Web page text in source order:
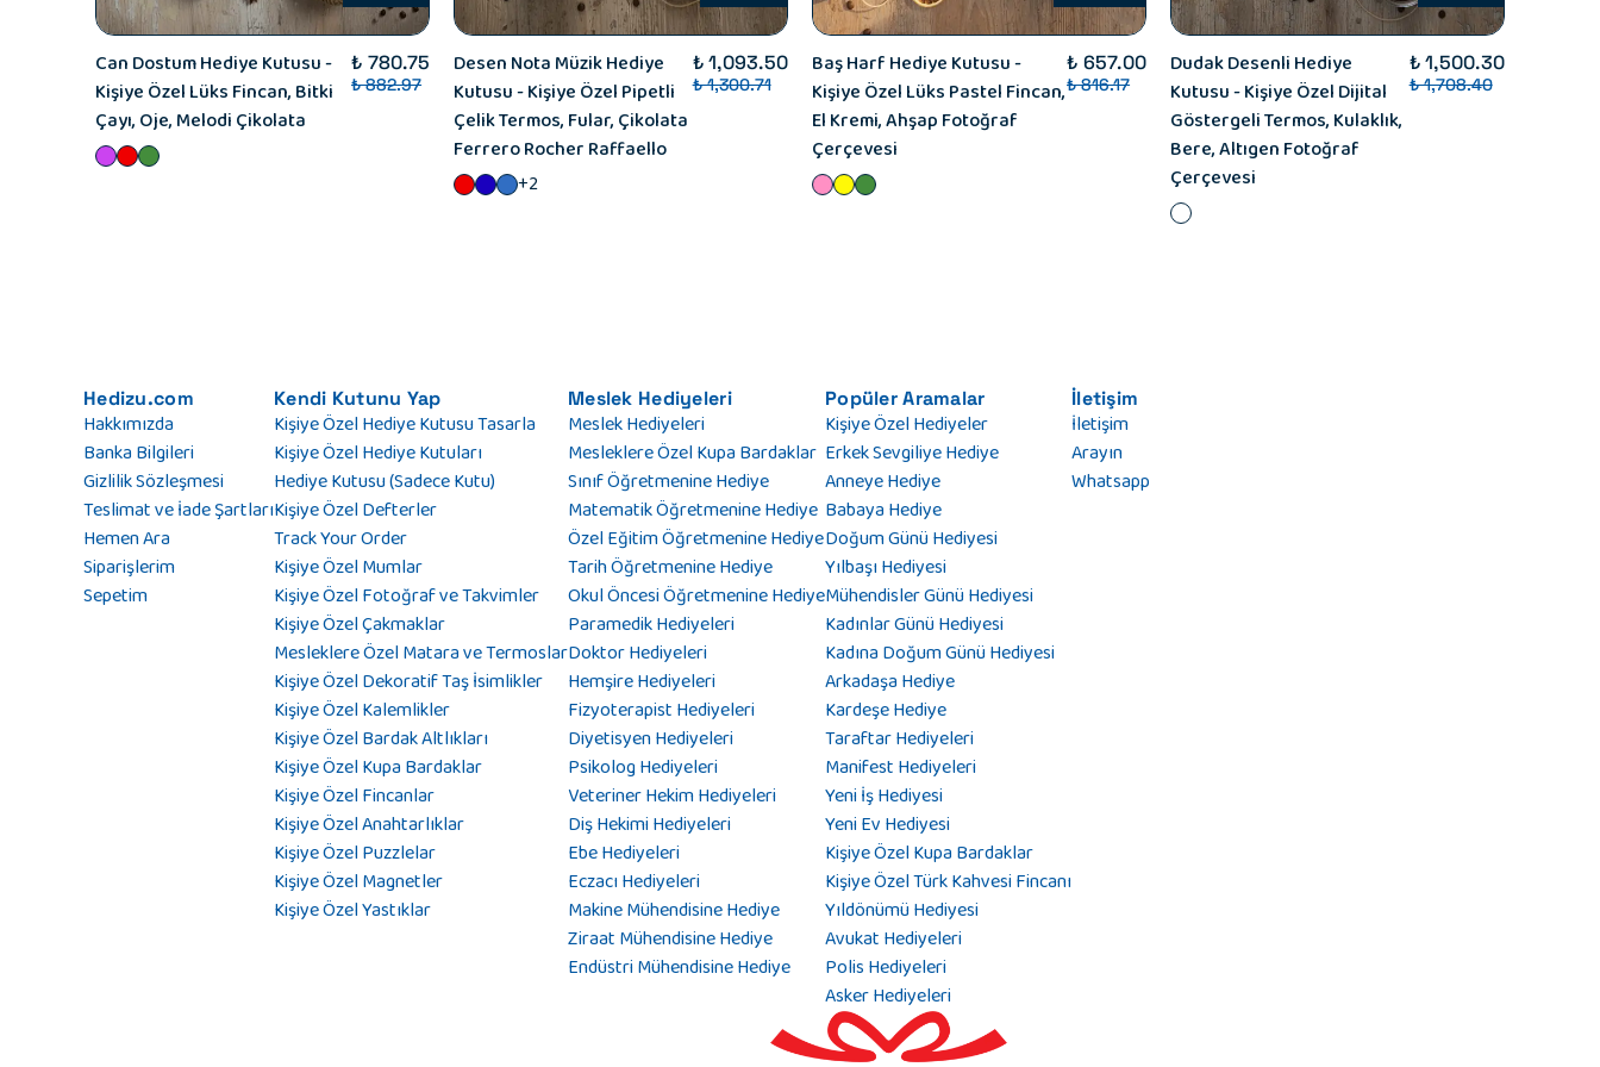
Can Dostum Hediye Kutusu -
Kişiye Özel Lüks Fincan, Bitki
Çayı, Oje, Melodi Çikolata
₺ 780.75
₺ 882.97
Desen Nota Müzik Hediye
Kutusu - Kişiye Özel Pipetli
Çelik Termos, Fular, Çikolata
Ferrero Rocher Raffaello
₺ 1,093.50
₺ 1,300.71
+2
Baş Harf Hediye Kutusu -
Kişiye Özel Lüks Pastel Fincan,
El Kremi, Ahşap Fotoğraf
Çerçevesi
₺ 657.00
₺ 816.17
Dudak Desenli Hediye
Kutusu - Kişiye Özel Dijital
Göstergeli Termos, Kulaklık,
Bere, Altıgen Fotoğraf
Çerçevesi
₺ 1,500.30
₺ 1,708.40
Hedizu.com
Hakkımızda
Banka Bilgileri
Gizlilik Sözleşmesi
Teslimat ve İade Şartları
Hemen Ara
Siparişlerim
Sepetim
Kendi Kutunu Yap
Kişiye Özel Hediye Kutusu Tasarla
Kişiye Özel Hediye Kutuları
Hediye Kutusu (Sadece Kutu)
Kişiye Özel Defterler
Track Your Order
Kişiye Özel Mumlar
Kişiye Özel Fotoğraf ve Takvimler
Kişiye Özel Çakmaklar
Mesleklere Özel Matara ve Termoslar
Kişiye Özel Dekoratif Taş İsimlikler
Kişiye Özel Kalemlikler
Kişiye Özel Bardak Altlıkları
Kişiye Özel Kupa Bardaklar
Kişiye Özel Fincanlar
Kişiye Özel Anahtarlıklar
Kişiye Özel Puzzlelar
Kişiye Özel Magnetler
Kişiye Özel Yastıklar
Meslek Hediyeleri
Meslek Hediyeleri
Mesleklere Özel Kupa Bardaklar
Sınıf Öğretmenine Hediye
Matematik Öğretmenine Hediye
Özel Eğitim Öğretmenine Hediye
Tarih Öğretmenine Hediye
Okul Öncesi Öğretmenine Hediye
Paramedik Hediyeleri
Doktor Hediyeleri
Hemşire Hediyeleri
Fizyoterapist Hediyeleri
Diyetisyen Hediyeleri
Psikolog Hediyeleri
Veteriner Hekim Hediyeleri
Diş Hekimi Hediyeleri
Ebe Hediyeleri
Eczacı Hediyeleri
Makine Mühendisine Hediye
Ziraat Mühendisine Hediye
Endüstri Mühendisine Hediye
Popüler Aramalar
Kişiye Özel Hediyeler
Erkek Sevgiliye Hediye
Anneye Hediye
Babaya Hediye
Doğum Günü Hediyesi
Yılbaşı Hediyesi
Mühendisler Günü Hediyesi
Kadınlar Günü Hediyesi
Kadına Doğum Günü Hediyesi
Arkadaşa Hediye
Kardeşe Hediye
Taraftar Hediyeleri
Manifest Hediyeleri
Yeni İş Hediyesi
Yeni Ev Hediyesi
Kişiye Özel Kupa Bardaklar
Kişiye Özel Türk Kahvesi Fincanı
Yıldönümü Hediyesi
Avukat Hediyeleri
Polis Hediyeleri
Asker Hediyeleri
İletişim
İletişim
Arayın
Whatsapp